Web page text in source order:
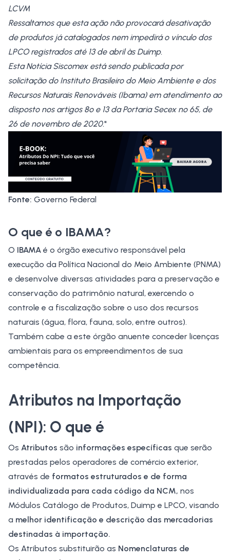
LCVM
Ressaltamos que esta ação não provocará desativação
de produtos já catalogados nem impedirá o vínculo dos
LPCO registrados até 13 de abril às Duimp.
Esta Notícia Siscomex está sendo publicada por
solicitação do Instituto Brasileiro do Meio Ambiente e dos
Recursos Naturais Renováveis (Ibama) em atendimento ao
disposto nos artigos 8º e 13 da Portaria Secex nº 65, de
26 de novembro de 2020."
Fonte: Governo Federal
O que é o IBAMA?
O IBAMA é o órgão executivo responsável pela
execução da Política Nacional do Meio Ambiente (PNMA)
e desenvolve diversas atividades para a preservação e
conservação do patrimônio natural, exercendo o
controle e a fiscalização sobre o uso dos recursos
naturais (água, flora, fauna, solo, entre outros).
Também cabe a este órgão anuente conceder licenças
ambientais para os empreendimentos de sua
competência.
Atributos na Importação
(NPI): O que é
Os Atributos são informações específicas que serão
prestadas pelos operadores de comércio exterior,
através de formatos estruturados e de forma
individualizada para cada código da NCM, nos
Módulos Catálogo de Produtos, Duimp e LPCO, visando
a melhor identificação e descrição das mercadorias
destinadas à importação.
Os Atributos substituirão as Nomenclaturas de